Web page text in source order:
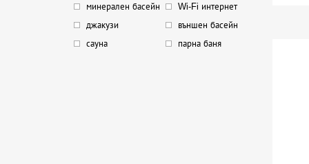
минерален басейн
Wi-Fi интернет
джакузи
външен басейн
сауна
парна баня